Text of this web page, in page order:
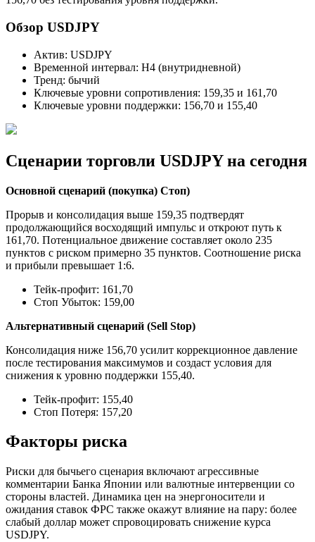
Обзор USDJPY
Актив: USDJPY
Временной интервал: H4 (внутридневной)
Тренд: бычий
Ключевые уровни сопротивления: 159,35 и 161,70
Ключевые уровни поддержки: 156,70 и 155,40
Сценарии торговли USDJPY на сегодня
Основной сценарий (покупка) Стоп)
Прорыв и консолидация выше 159,35 подтвердят
продолжающийся восходящий импульс и откроют путь к
161,70. Потенциальное движение составляет около 235
пунктов с риском примерно 35 пунктов. Соотношение риска
и прибыли превышает 1:6.
Тейк-профит: 161,70
Стоп Убыток: 159,00
Альтернативный сценарий (Sell Stop)
Консолидация ниже 156,70 усилит коррекционное давление
после тестирования максимумов и создаст условия для
снижения к уровню поддержки 155,40.
Тейк-профит: 155,40
Стоп Потеря: 157,20
Факторы риска
Риски для бычьего сценария включают агрессивные
комментарии Банка Японии или валютные интервенции со
стороны властей. Динамика цен на энергоносители и
ожидания ставок ФРС также окажут влияние на пару: более
слабый доллар может спровоцировать снижение курса
USDJPY.